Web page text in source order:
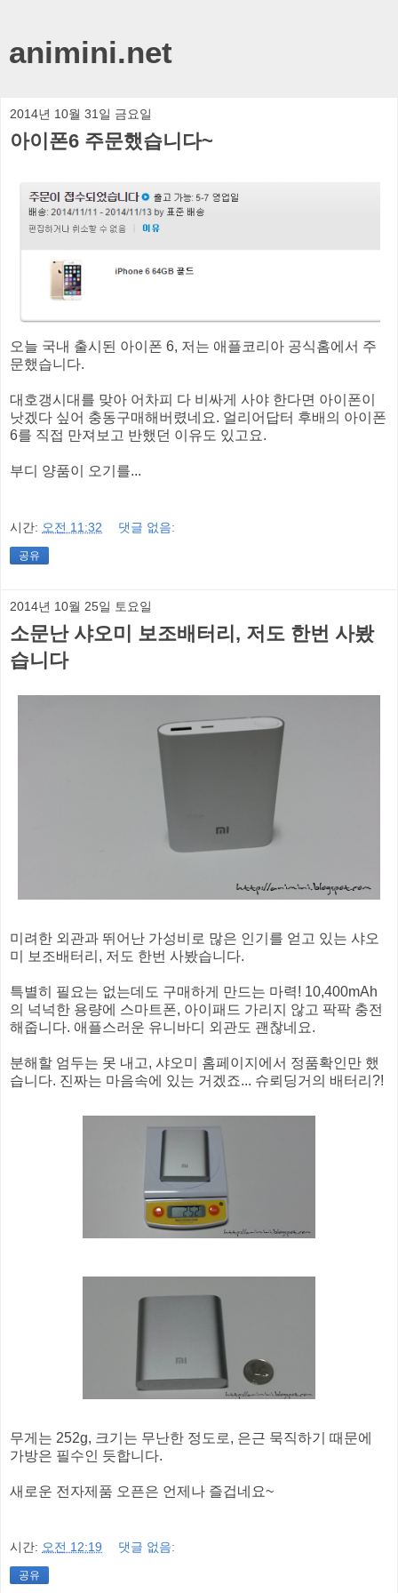
animini.net
2014년 10월 31일 금요일
아이폰6 주문했습니다~
오늘 국내 출시된 아이폰 6, 저는 애플코리아 공식홈에서 주
문했습니다.
대호갱시대를 맞아 어차피 다 비싸게 사야 한다면 아이폰이
낫겠다 싶어 충동구매해버렸네요. 얼리어답터 후배의 아이폰
6를 직접 만져보고 반했던 이유도 있고요.
부디 양품이 오기를...
시간: 오전 11:32 댓글 없음:
공유
2014년 10월 25일 토요일
소문난 샤오미 보조배터리, 저도 한번 사봤
습니다
미려한 외관과 뛰어난 가성비로 많은 인기를 얻고 있는 샤오
미 보조배터리, 저도 한번 사봤습니다.
특별히 필요는 없는데도 구매하게 만드는 마력! 10,400mAh
의 넉넉한 용량에 스마트폰, 아이패드 가리지 않고 팍팍 충전
해줍니다. 애플스러운 유니바디 외관도 괜찮네요.
분해할 엄두는 못 내고, 샤오미 홈페이지에서 정품확인만 했
습니다. 진짜는 마음속에 있는 거겠죠... 슈뢰딩거의 배터리?!
무게는 252g, 크기는 무난한 정도로, 은근 묵직하기 때문에
가방은 필수인 듯합니다.
새로운 전자제품 오픈은 언제나 즐겁네요~
시간: 오전 12:19 댓글 없음:
공유